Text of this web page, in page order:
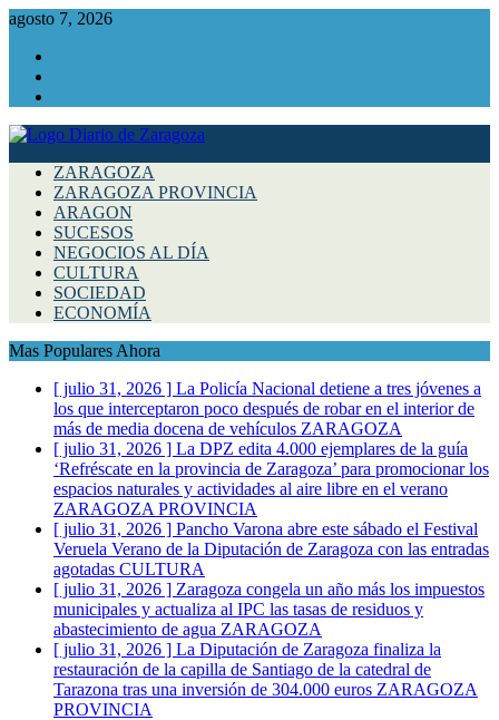
agosto 7, 2026
ZARAGOZA
ZARAGOZA PROVINCIA
ARAGON
SUCESOS
NEGOCIOS AL DÍA
CULTURA
SOCIEDAD
ECONOMÍA
Mas Populares Ahora
[ julio 31, 2026 ] La Policía Nacional detiene a tres jóvenes a
los que interceptaron poco después de robar en el interior de
más de media docena de vehículos ZARAGOZA
[ julio 31, 2026 ] La DPZ edita 4.000 ejemplares de la guía
‘Refréscate en la provincia de Zaragoza’ para promocionar los
espacios naturales y actividades al aire libre en el verano
ZARAGOZA PROVINCIA
[ julio 31, 2026 ] Pancho Varona abre este sábado el Festival
Veruela Verano de la Diputación de Zaragoza con las entradas
agotadas CULTURA
[ julio 31, 2026 ] Zaragoza congela un año más los impuestos
municipales y actualiza al IPC las tasas de residuos y
abastecimiento de agua ZARAGOZA
[ julio 31, 2026 ] La Diputación de Zaragoza finaliza la
restauración de la capilla de Santiago de la catedral de
Tarazona tras una inversión de 304.000 euros ZARAGOZA
PROVINCIA